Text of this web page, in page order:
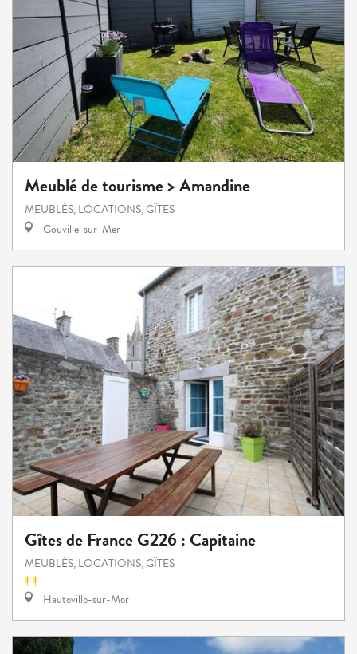
Meublé de tourisme > Amandine
MEUBLÉS, LOCATIONS, GÎTES
Gouville-sur-Mer
Gîtes de France G226 : Capitaine
MEUBLÉS, LOCATIONS, GÎTES
Hauteville-sur-Mer